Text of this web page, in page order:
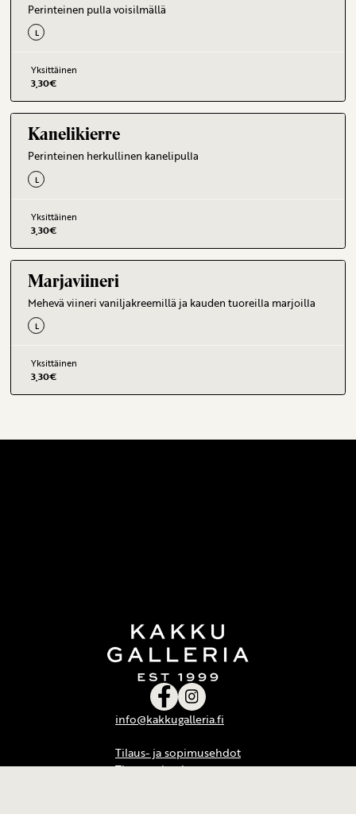
Perinteinen pulla voisilmällä
L
Yksittäinen
3,30€
Kanelikierre
Perinteinen herkullinen kanelipulla
L
Yksittäinen
3,30€
Marjaviineri
Mehevä viineri vaniljakreemillä ja kauden tuoreilla marjoilla
L
Yksittäinen
3,30€
info@kakkugalleria.fi
Tilaus- ja sopimusehdot
Tietosuojaseloste